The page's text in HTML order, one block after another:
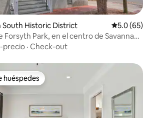
South Historic District Calificación
5.0 (65)
Forsyth Park, en el centro de Savannah,
precio · Check-out
preferido
huéspedes